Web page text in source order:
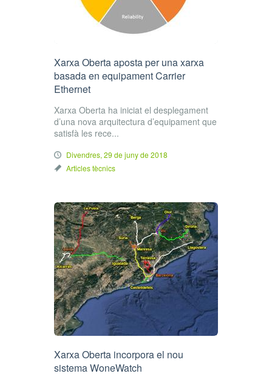
Xarxa Oberta aposta per una xarxa
basada en equipament Carrier
Ethernet
Xarxa Oberta ha iniciat el desplegament
d’una nova arquitectura d’equipament que
satisfà les rece...
Divendres, 29 de juny de 2018
Articles tècnics
Xarxa Oberta incorpora el nou
sistema WoneWatch